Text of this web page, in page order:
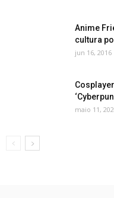
Anime
cultura
jun 16, 2016
maio 11,